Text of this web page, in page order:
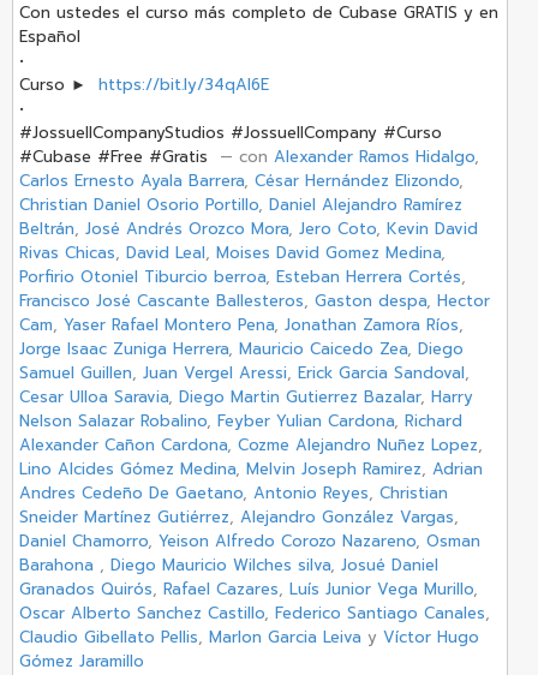
Con ustedes el curso más completo de Cubase GRATIS y en
Español
•
Curso ►
https://bit.ly/34qAI6E
•
#JossuellCompanyStudios #JossuellCompany #Curso
#Cubase #Free #Gratis
‏ — con Alexander Ramos Hidalgo,
Carlos Ernesto Ayala Barrera, César Hernández Elizondo,
Christian Daniel Osorio Portillo, Daniel Alejandro Ramírez
Beltrán, José Andrés Orozco Mora, Jero Coto, Kevin David
Rivas Chicas, David Leal, Moises David Gomez Medina,
Porfirio Otoniel Tiburcio berroa, Esteban Herrera Cortés,
Francisco José Cascante Ballesteros, Gaston despa, Hector
Cam, Yaser Rafael Montero Pena, Jonathan Zamora Ríos,
Jorge Isaac Zuniga Herrera, Mauricio Caicedo Zea, Diego
Samuel Guillen, Juan Vergel Aressi, Erick Garcia Sandoval,
Cesar Ulloa Saravia, Diego Martin Gutierrez Bazalar, Harry
Nelson Salazar Robalino, Feyber Yulian Cardona, Richard
Alexander Cañon Cardona, Cozme Alejandro Nuñez Lopez,
Lino Alcides Gómez Medina, Melvin Joseph Ramirez, Adrian
Andres Cedeño De Gaetano, Antonio Reyes, Christian
Sneider Martínez Gutiérrez, Alejandro González Vargas,
Daniel Chamorro, Yeison Alfredo Corozo Nazareno, Osman
Barahona , Diego Mauricio Wilches silva, Josué Daniel
Granados Quirós, Rafael Cazares, Luís Junior Vega Murillo,
Oscar Alberto Sanchez Castillo, Federico Santiago Canales,
Claudio Gibellato Pellis, Marlon Garcia Leiva y Víctor Hugo
Gómez Jaramillo